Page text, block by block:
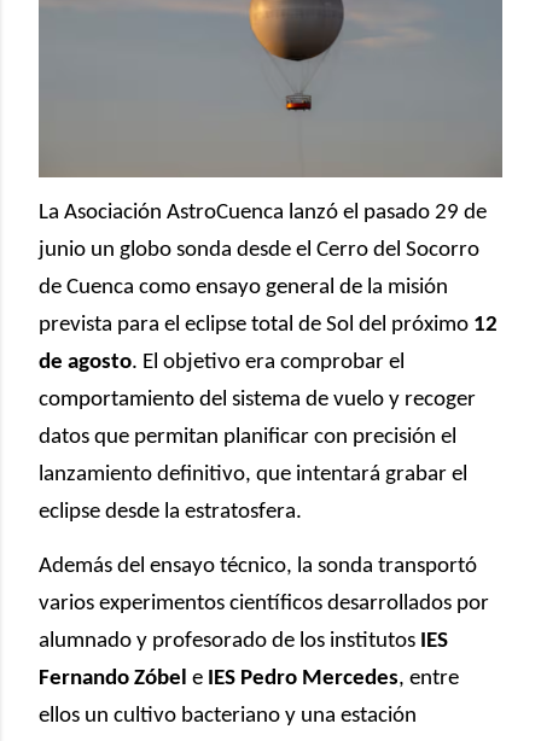
La Asociación AstroCuenca lanzó el pasado 29 de
junio un globo sonda desde el Cerro del Socorro
de Cuenca como ensayo general de la misión
prevista para el eclipse total de Sol del próximo 12
de agosto. El objetivo era comprobar el
comportamiento del sistema de vuelo y recoger
datos que permitan planificar con precisión el
lanzamiento definitivo, que intentará grabar el
eclipse desde la estratosfera.
Además del ensayo técnico, la sonda transportó
varios experimentos científicos desarrollados por
alumnado y profesorado de los institutos IES
Fernando Zóbel e IES Pedro Mercedes, entre
ellos un cultivo bacteriano y una estación